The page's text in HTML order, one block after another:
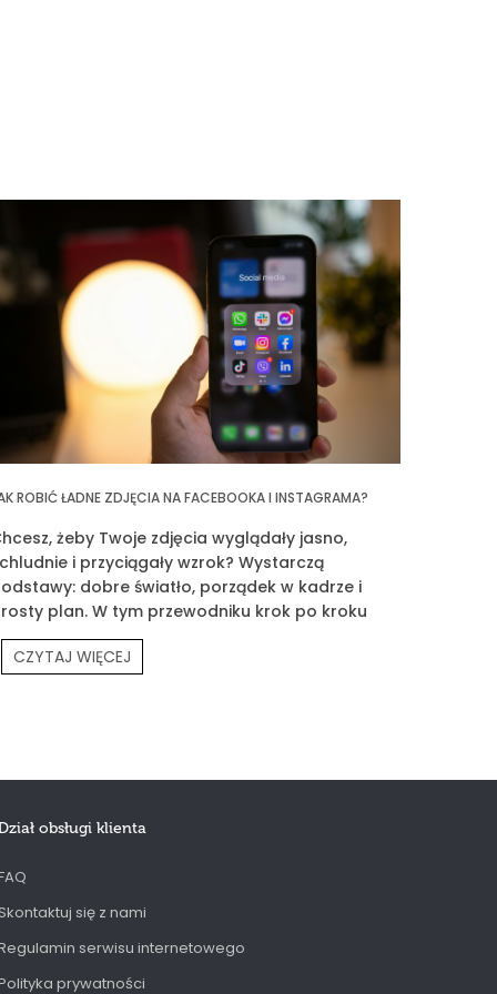
ROBIĆ ŁADNE ZDJĘCIA NA FACEBOOKA I INSTAGRAMA?
żeby Twoje zdjęcia wyglądały jasno,
i przyciągały wzrok? Wystarczą
dobre światło, porządek w kadrze i
plan. W tym przewodniku krok po kroku
Ci, jak fotografować siebie, produkty
i Twoją codzienność.
CZYTAJ WIĘCEJ
obsługi klienta
się z nami
serwisu internetowego
prywatności